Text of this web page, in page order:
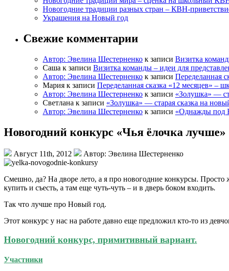
Новогодние традиции разных стран – КВН-
Украшения на Новый год
Свежие комментарии
Автор: Эвелина Шестерненко к записи Визитка
Саша к записи Визитка команды – идеи для
Автор: Эвелина Шестерненко к записи Переделанная
Мария к записи Переделанная сказка «12 месяцев» –
Автор: Эвелина Шестерненко к записи «Золушка» —
Светлана к записи «Золушка» — старая сказка на
Автор: Эвелина Шестерненко к записи «Однажды под
Новогодний конкурс «Чья ёлочка лучше»
Август 11th, 2012 Автор: Эвелина Шестерненко
Смешно, да? На дворе лето, а я про новогодние конкурсы.
купить и съесть, а там еще чуть-чуть – и в дверь боком входить.
Так что лучше про Новый год.
Этот конкурс у нас на работе давно еще предложил кто-то из
Новогодний конкурс, примитивный вариант.
Участники